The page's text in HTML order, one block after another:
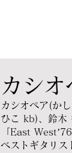
カシオ
カシオペア(か
ひこ kb)、鈴木
「East
ベストギタリス